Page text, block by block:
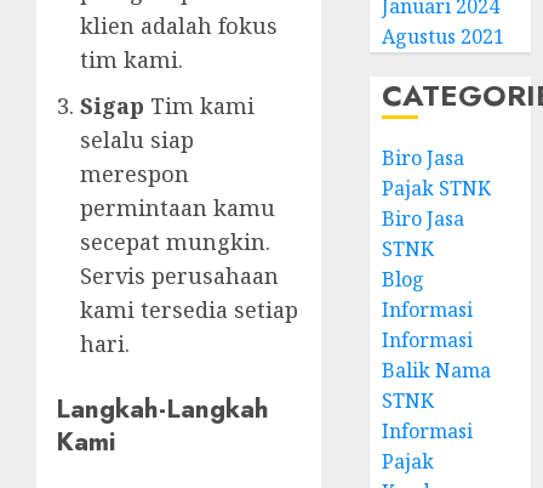
klien adalah fokus
tim kami.
Sigap Tim kami
selalu siap
merespon
permintaan kamu
secepat mungkin.
Servis perusahaan
kami tersedia setiap
hari.
Langkah-Langkah
Kami
Januari 2024
Agustus 2021
Biro Jasa
Pajak STNK
Biro Jasa
STNK
Blog
Informasi
Informasi
Balik Nama
STNK
Informasi
Pajak